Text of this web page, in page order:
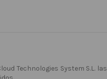
Technologies System S.L.